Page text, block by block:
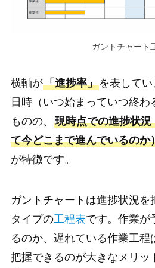
ガントチャート
横軸が「進捗率」を表してい
日時（いつ始まっていつ終
ものの、 現時点での進捗状
て今どこまで進んでいるのか
が特徴です。
ガントチャートは進捗状況を
タイプの工程表です。作業が
るのか、遅れている作業工程
把握できるのが大きなメリッ